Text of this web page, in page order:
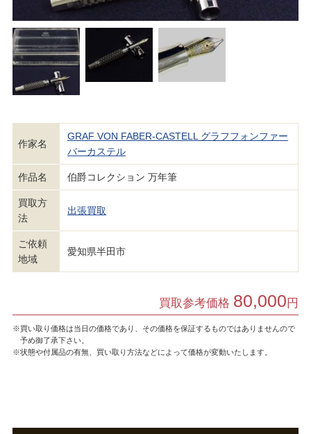
作家名
GRAF VON FABER-CASTELL グラフフォンファー
バーカステル
作品名 伯爵コレクション 万年筆
買取方
法
出張買取
ご依頼
地域
愛知県半田市
買取参考価格 80,000 円
※買い取り価格は当日の価格であり、その価格を保証するものではありませんので
予め御了承下さい。
※状態や付属品の有無、買い取り方法などによって価格が変動いたします。